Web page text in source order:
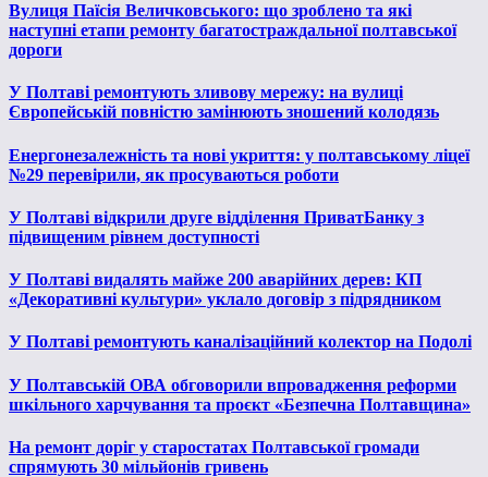
Вулиця Паїсія Величковського: що зроблено та які
наступні етапи ремонту багатостраждальної полтавської
дороги
У Полтаві ремонтують зливову мережу: на вулиці
Європейській повністю замінюють зношений колодязь
Енергонезалежність та нові укриття: у полтавському ліцеї
№29 перевірили, як просуваються роботи
У Полтаві відкрили друге відділення ПриватБанку з
підвищеним рівнем доступності
У Полтаві видалять майже 200 аварійних дерев: КП
«Декоративні культури» уклало договір з підрядником
У Полтаві ремонтують каналізаційний колектор на Подолі
У Полтавській ОВА обговорили впровадження реформи
шкільного харчування та проєкт «Безпечна Полтавщина»
На ремонт доріг у старостатах Полтавської громади
спрямують 30 мільйонів гривень